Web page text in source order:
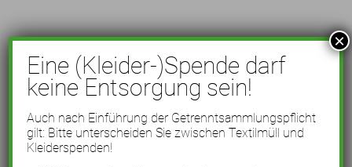
Eine (Kleider-)Spende darf
keine Entsorgung sein!
Auch nach Einführung der Getrenntsammlungspflicht
gilt: Bitte unterscheiden Sie zwischen Textilmüll und
Kleiderspenden!
×